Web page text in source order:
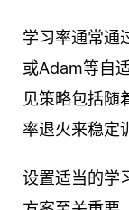
学习率通常通
或Adam等自
见策略包括随
率退火来稳定
设置适当的学